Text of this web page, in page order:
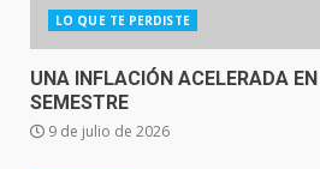
LO QUE TE PERDISTE
UNA INFLACIÓN ACELERADA
SEMESTRE
9 de julio de 2026